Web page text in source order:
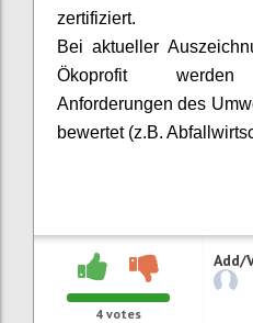
zertifiziert.
Bei aktueller
Ökoprofit werden
Anforderungen des
bewertet (z.B.
4 votes
Add/